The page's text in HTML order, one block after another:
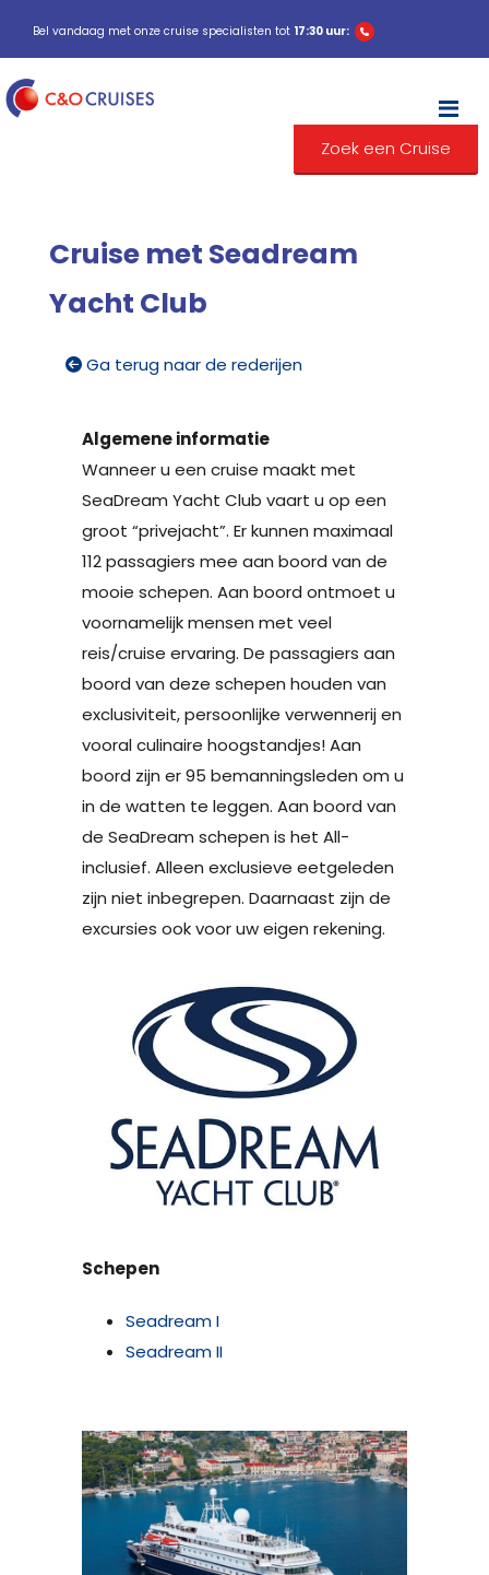
Bel vandaag met onze cruise specialisten tot 17:30 uur:
Zoek een Cruise
Cruise met Seadream
Yacht Club
Ga terug naar de rederijen
Algemene informatie
Wanneer u een cruise maakt met
SeaDream Yacht Club vaart u op een
groot “privejacht”. Er kunnen maximaal
112 passagiers mee aan boord van de
mooie schepen. Aan boord ontmoet u
voornamelijk mensen met veel
reis/cruise ervaring. De passagiers aan
boord van deze schepen houden van
exclusiviteit, persoonlijke verwennerij en
vooral culinaire hoogstandjes! Aan
boord zijn er 95 bemanningsleden om u
in de watten te leggen. Aan boord van
de SeaDream schepen is het All-
inclusief. Alleen exclusieve eetgeleden
zijn niet inbegrepen. Daarnaast zijn de
excursies ook voor uw eigen rekening.
Schepen
Seadream I
Seadream II